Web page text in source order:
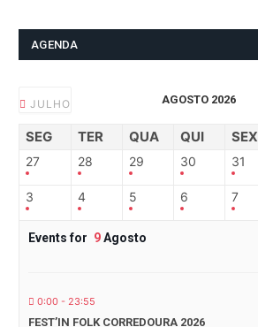
AGENDA
JULHO AGOSTO 2026
SEG TER QUA QUI SEX
27 28 29 30 31
3 4 5 6 7
Events for 9Agosto
0:00 - 23:55
FEST’IN FOLK CORREDOURA 2026